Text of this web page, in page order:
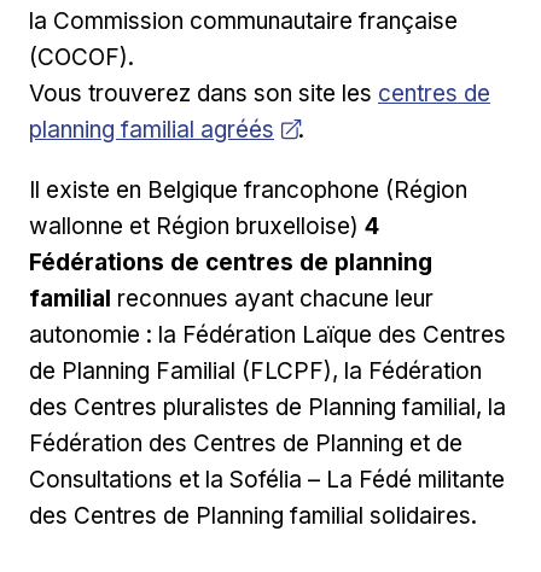
la Commission communautaire française
(COCOF).
Vous trouverez dans son site les Ouvrir dans
centres de
planning familial agréés
.
Il existe en Belgique francophone (Région
wallonne et Région bruxelloise) 4
Fédérations de centres de planning
familial reconnues ayant chacune leur
autonomie : la Fédération Laïque des Centres
de Planning Familial (FLCPF), la Fédération
des Centres pluralistes de Planning familial, la
Fédération des Centres de Planning et de
Consultations et la Sofélia – La Fédé militante
des Centres de Planning familial solidaires.